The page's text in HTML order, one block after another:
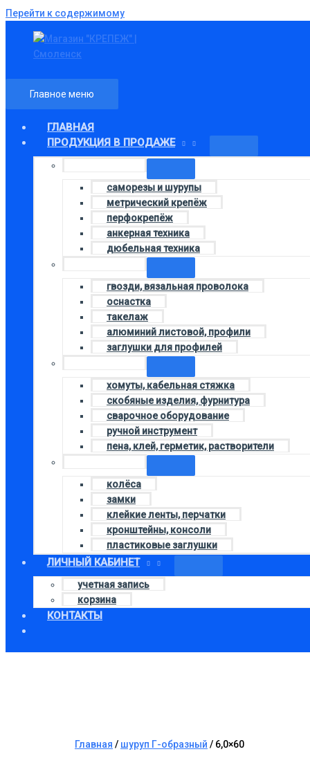
Перейти к содержимому
Главное меню
ГЛАВНАЯ
ПРОДУКЦИЯ В ПРОДАЖЕ
саморезы и шурупы
метрический крепёж
перфокрепёж
анкерная техника
дюбельная техника
гвозди, вязальная проволока
оснастка
такелаж
алюминий листовой, профили
заглушки для профилей
хомуты, кабельная стяжка
скобяные изделия, фурнитура
сварочное оборудование
ручной инструмент
пена, клей, герметик, растворители
колёса
замки
клейкие ленты, перчатки
кронштейны, консоли
пластиковые заглушки
ЛИЧНЫЙ КАБИНЕТ
учетная запись
корзина
КОНТАКТЫ
Главная / шуруп Г-образный / 6,0×60